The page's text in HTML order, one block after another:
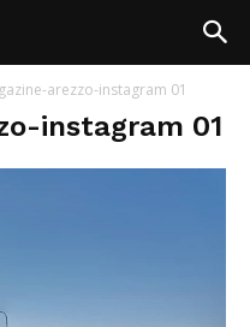
arezzo-instagram 01
instagram 01